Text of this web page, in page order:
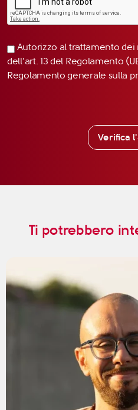
Autorizzo al trattamento dei
dell’art. 13 del Regolamento
Regolamento generale sulla
Verifica
Ti potrebbero